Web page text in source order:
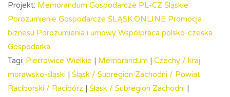
Projekt: Memorandum Gospodarcze PL-CZ Śląskie
Porozumienie Gospodarcze ŚLĄSK.ONLINE Promocja
biznesu Porozumienia i umowy Współpraca polsko-czeska
Gospodarka
Tagi: Pietrowice Wielkie | Memorandum | Czechy / kraj
morawsko-śląski | Śląsk / Subregion Zachodni / Powiat
Raciborski / Racibórz | Śląsk / Subregion Zachodni |